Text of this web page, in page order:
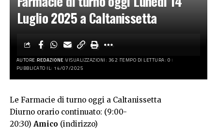
Luglio 2025 a Caltanissetta
AUTORE:REDAZIONE VISUALIZZAZIONI: 362 TEMPO DI LETTURA: 0
PUBBLICATO IL: 14/07/2025
Le Farmacie di turno oggi a Caltanissetta
Diurno orario continuato: (9:00-
20:30) Amico (indirizzo)